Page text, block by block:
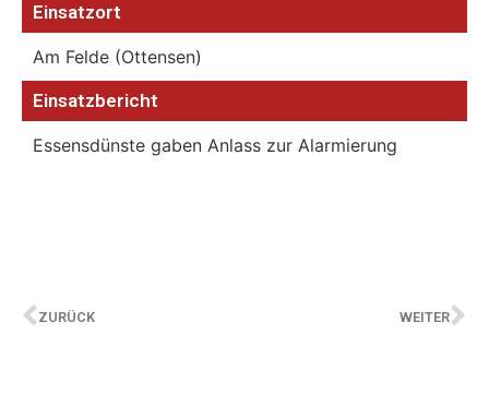
Einsatzort
Am Felde (Ottensen)
Einsatzbericht
Essensdünste gaben Anlass zur Alarmierung
ZURÜCK WEITER